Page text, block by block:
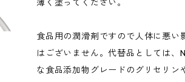
薄く塗ってください。
食品用の潤滑剤ですので人体に悪い
はございません。代替品としては、
な食品添加物グレードのグリセリン